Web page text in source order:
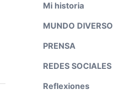
Mi historia
MUNDO DIVERSO
PRENSA
REDES SOCIALES
Reflexiones